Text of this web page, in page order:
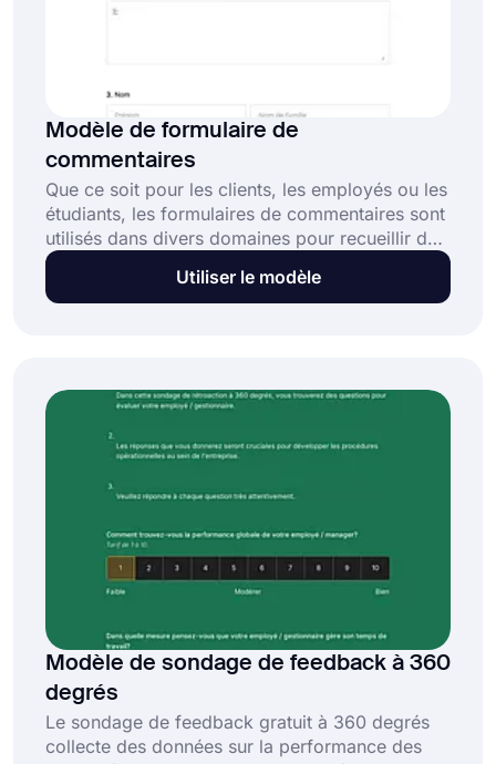
Modèle de formulaire de
commentaires
Que ce soit pour les clients, les employés ou les
étudiants, les formulaires de commentaires sont
utilisés dans divers domaines pour recueillir des
informations essentielles sur les opinions et la
satisfaction des répondants. Ce formulaire de
Utiliser le modèle
Modèle de sondage de feedback à 360
degrés
Le sondage de feedback gratuit à 360 degrés
collecte des données sur la performance des